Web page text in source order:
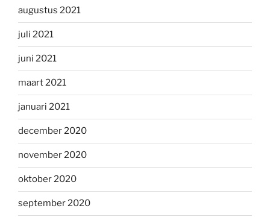
augustus 2021
juli 2021
juni 2021
maart 2021
januari 2021
december 2020
november 2020
oktober 2020
september 2020